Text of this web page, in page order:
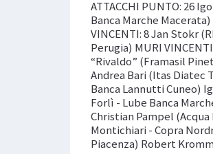
ATTACCHI PUNTO: 26
Banca Marche Macerata)
VINCENTI: 8 Jan Stokr
Perugia) MURI
“Rivaldo” (Framasil
Andrea Bari (Itas Diatec
Banca Lannutti Cuneo)
Forlì - Lube Banca
Christian Pampel (Acqua
Montichiari - Copra
Piacenza) Robert